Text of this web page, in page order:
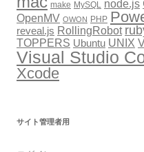
make MySQL node.js
OpenMV OWON PHP
reveal.js RollingRobot
TOPPERS Ubuntu UNIX
Visual Studio
Xcode
サイト管理者用